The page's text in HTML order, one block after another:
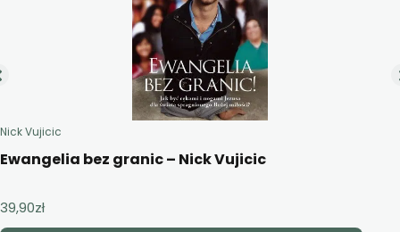
Nick Vujicic
Ewangelia bez granic – Nick Vujicic
39,90zł